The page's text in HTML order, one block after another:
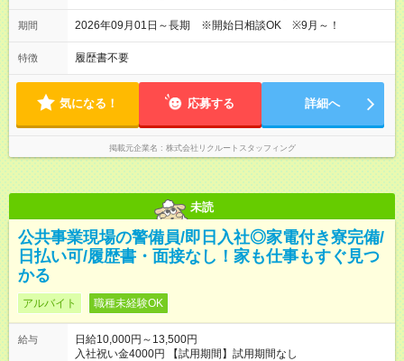
期間 2026年09月01日～長期 ※開始日相談OK ※9月～！
特徴 履歴書不要
気になる！ 応募する 詳細へ
掲載元企業名 株式会社リクルートスタッフィング
未読
公共事業現場の警備員/即日入社◎家電付き寮完備/
日払い可/履歴書・面接なし！家も仕事もすぐ見つ
かる
アルバイト 職種未経験OK
給与
日給10,000円～13,500円
入社祝い金4000円 【試用期間】試用期間なし